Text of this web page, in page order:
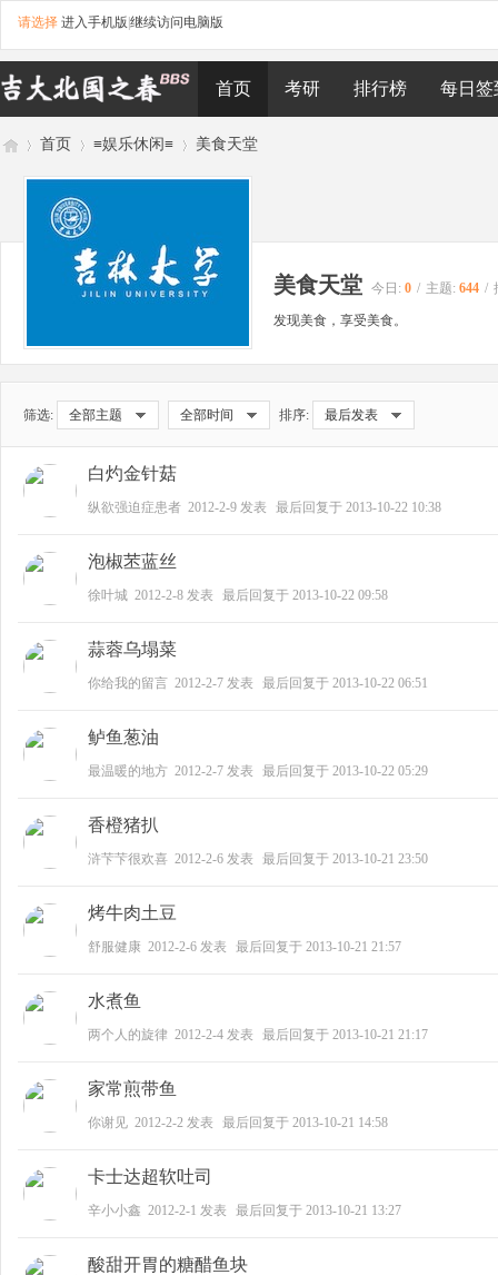
请选择 进入手机版 继续访问电脑版
首页 考研 排行榜 每日签
吉»
首页
›
≡娱乐休闲≡ 美食天堂
美食天堂 今日: 0 / 主题: 644 /
发现美食，享受美食。
筛选: 全部主题 全部时间 排序: 最后发表
白灼金针菇
纵欲强迫症患者 2012-2-9 发表 最后回复于 2013-10-22 10:38
泡椒苤蓝丝
徐叶城 2012-2-8 发表 最后回复于 2013-10-22 09:58
蒜蓉乌塌菜
你给我的留言 2012-2-7 发表 最后回复于 2013-10-22 06:51
鲈鱼葱油
最温暖的地方 2012-2-7 发表 最后回复于 2013-10-22 05:29
香橙猪扒
浒芐芐很欢喜 2012-2-6 发表 最后回复于 2013-10-21 23:50
烤牛肉土豆
舒服健康 2012-2-6 发表 最后回复于 2013-10-21 21:57
水煮鱼
两个人的旋律 2012-2-4 发表 最后回复于 2013-10-21 21:17
家常煎带鱼
你谢见 2012-2-2 发表 最后回复于 2013-10-21 14:58
卡士达超软吐司
辛小小鑫 2012-2-1 发表 最后回复于 2013-10-21 13:27
酸甜开胃的糖醋鱼块